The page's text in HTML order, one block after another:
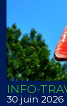
INFO-
30 juin 2026